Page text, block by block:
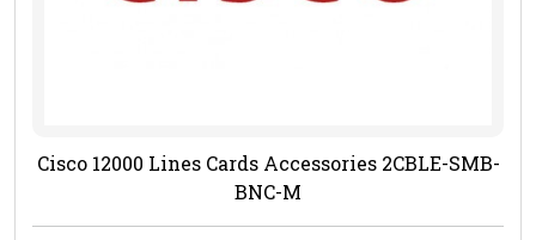
Cisco 12000 Lines Cards Accessories 2CBLE-SMB-
BNC-M